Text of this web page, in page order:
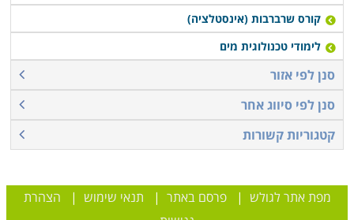
קורס שרברבות (אינסטלציה)
לימודי טכנולוגית מים
סנן לפי אזור
סנן לפי סיווג אחר
קטגוריות קשורות
מפת אתר לגולש |פרסם באתר | תנאי שימוש | הצהרת